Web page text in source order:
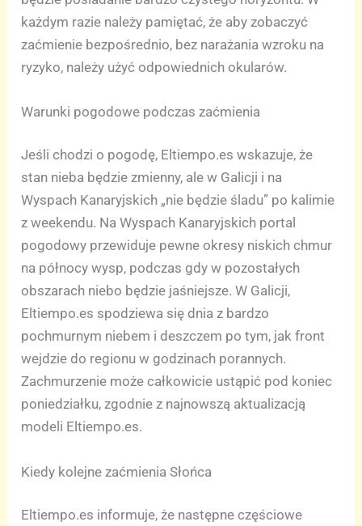
każdym razie należy pamiętać, że aby zobaczyć
zaćmienie bezpośrednio, bez narażania wzroku na
ryzyko, należy użyć odpowiednich okularów.
Warunki pogodowe podczas zaćmienia
Jeśli chodzi o pogodę, Eltiempo.es wskazuje, że
stan nieba będzie zmienny, ale w Galicji i na
Wyspach Kanaryjskich „nie będzie śladu” po kalimie
z weekendu. Na Wyspach Kanaryjskich portal
pogodowy przewiduje pewne okresy niskich chmur
na północy wysp, podczas gdy w pozostałych
obszarach niebo będzie jaśniejsze. W Galicji,
Eltiempo.es spodziewa się dnia z bardzo
pochmurnym niebem i deszczem po tym, jak front
wejdzie do regionu w godzinach porannych.
Zachmurzenie może całkowicie ustąpić pod koniec
poniedziałku, zgodnie z najnowszą aktualizacją
modeli Eltiempo.es.
Kiedy kolejne zaćmienia Słońca
Eltiempo.es informuje, że następne częściowe